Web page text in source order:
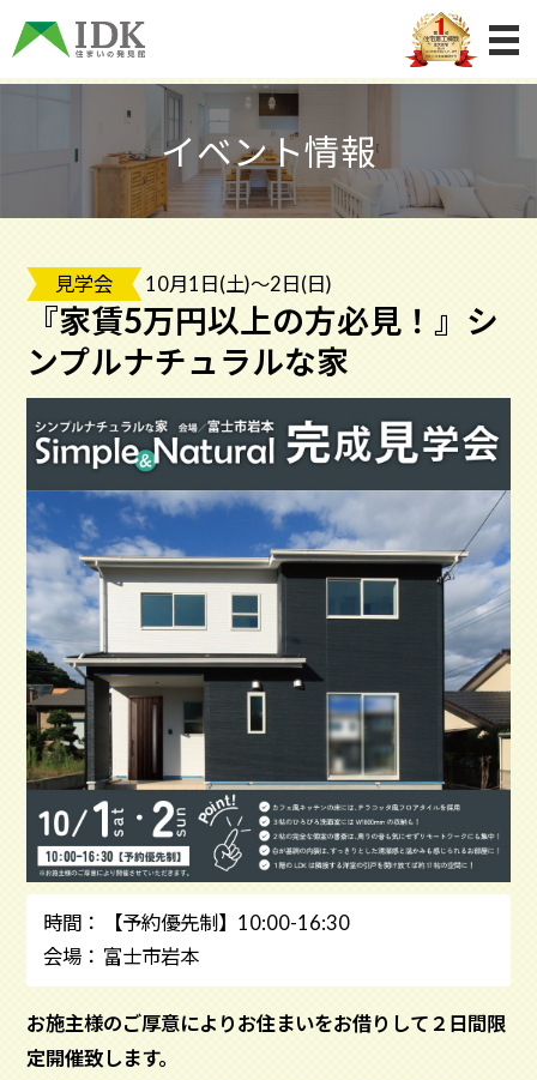
イベント情報
見学会 10月1日(土)～2日(日)
『家賃5万円以上の方必見！』シ
ンプルナチュラルな家
【予約優先制】10:00-16:30
富士市岩本
お施主様のご厚意によりお住まいをお借りして２日間限
定開催致します。